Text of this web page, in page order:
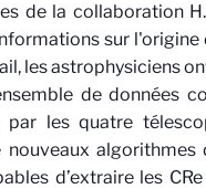
de la collaboration
sur l'origine
les astrophysiciens
de données
par les quatre
nouveaux algorithmes
d’extraire les